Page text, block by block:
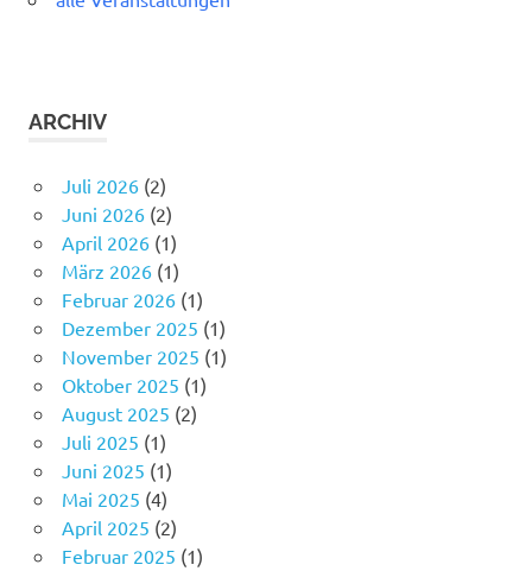
ARCHIV
Juli 2026(2)
Juni 2026(2)
April 2026(1)
März 2026(1)
Februar 2026(1)
Dezember 2025 (1)
November 2025 (1)
Oktober 2025 (1)
August 2025 (2)
Juli 2025 (1)
Juni 2025 (1)
Mai 2025 (4)
April 2025 (2)
Februar 2025 (1)